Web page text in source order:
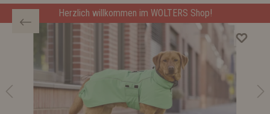
Herzlich willkommen im WOLTERS Shop!